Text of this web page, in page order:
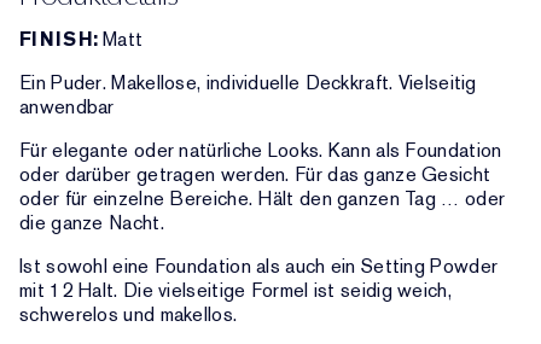
FINISH:Matt
Ein Puder. Makellose, individuelle Deckkraft. Vielseitig
anwendbar
Für elegante oder natürliche Looks. Kann als Foundation
oder darüber getragen werden. Für das ganze Gesicht
oder für einzelne Bereiche. Hält den ganzen Tag … oder
die ganze Nacht.
Ist sowohl eine Foundation als auch ein Setting Powder
mit 12 Halt. Die vielseitige Formel ist seidig weich,
schwerelos und makellos.